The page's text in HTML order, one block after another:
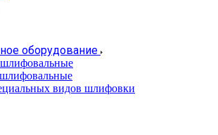
оборудование
видов шлифовки